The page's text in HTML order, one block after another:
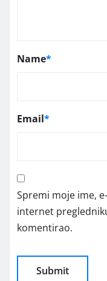
Name*
Email*
Spremi moje ime,
internet
komentirao.